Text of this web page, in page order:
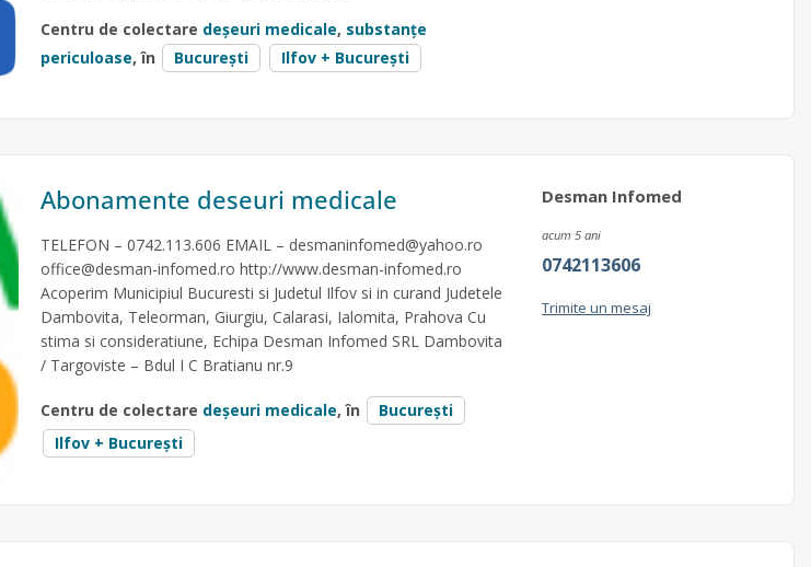
Centru de colectare deșeuri medicale, substanțe
periculoase, în București Ilfov + București
Abonamente deseuri medicale
TELEFON – 0742.113.606 EMAIL – desmaninfomed@yahoo.ro
office@desman-infomed.ro http://www.desman-infomed.ro
Acoperim Municipiul Bucuresti si Judetul Ilfov si in curand Judetele
Dambovita, Teleorman, Giurgiu, Calarasi, Ialomita, Prahova Cu
stima si consideratiune, Echipa Desman Infomed SRL Dambovita
/ Targoviste – Bdul I C Bratianu nr.9
Centru de colectare deșeuri medicale, în
București
Ilfov + București
Desman Infomed
acum 5 ani
0742113606
Trimite un mesaj